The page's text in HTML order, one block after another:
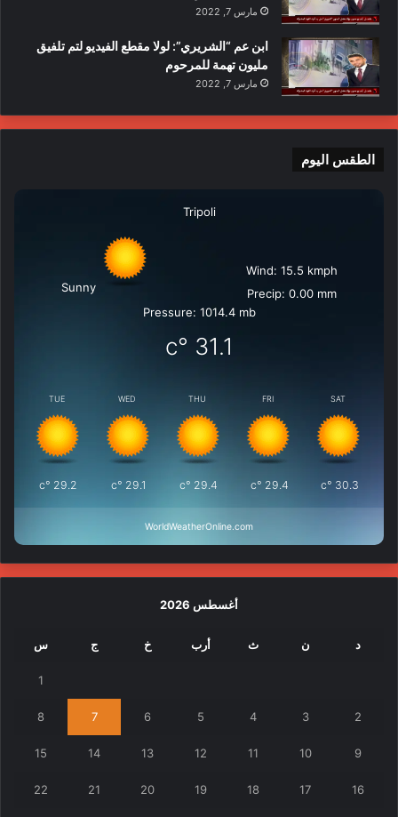
مارس 7, 2022
ابن عم “الشريري”: لولا مقطع الفيديو لتم تلفيق
مليون تهمة للمرحوم
مارس 7, 2022
الطقس اليوم
Tripoli
Sunny
Wind: 15.5 kmph
Precip: 0.00 mm
Pressure: 1014.4 mb
31.1
°c
TUE
29.2
°c
WED
29.1
°c
THU
29.4
°c
FRI
29.4
°c
SAT
30.3
°c
WorldWeatherOnline.com
أغسطس 2026
د ن ث أرب خ ج س
1
2
3
4
5
6
7
8
9
10
11
12
13
14
15
16
17
18
19
20
21
22